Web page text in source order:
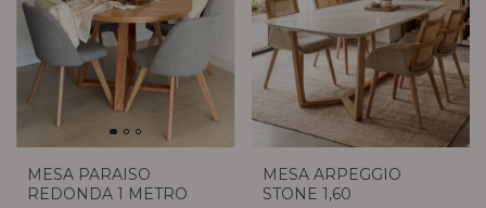
MESA PARAISO
REDONDA 1 METRO
MESA ARPEGGIO
STONE 1,60